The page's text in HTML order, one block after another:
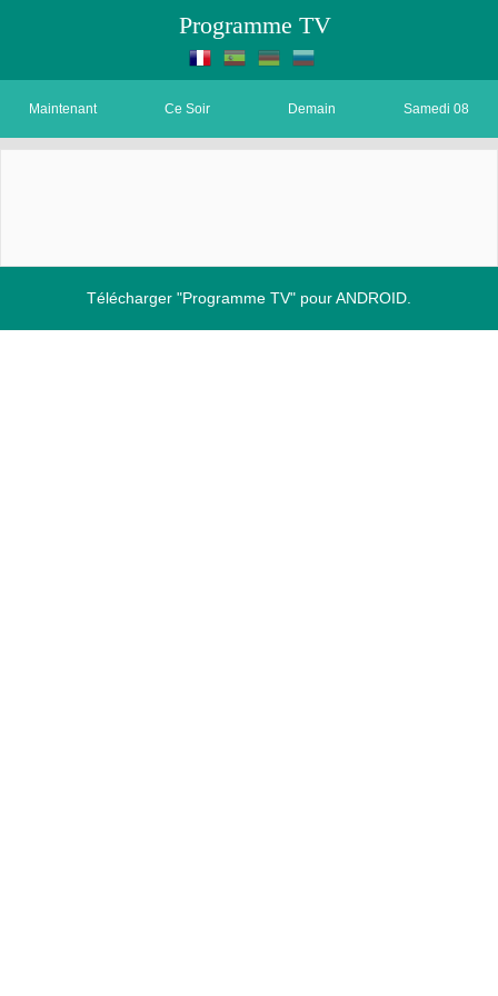
Programme TV
Maintenant Ce Soir Demain Samedi 08
Télécharger "Programme TV" pour ANDROID.